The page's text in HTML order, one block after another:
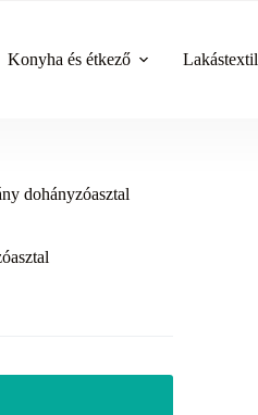
Konyha és étkező Lakástextil
dohányzóasztal